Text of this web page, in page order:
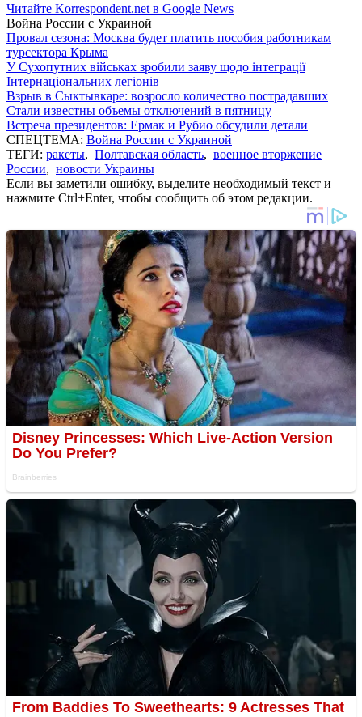
Читайте Korrespondent.net в Google News
Война России с Украиной
Провал сезона: Москва будет платить пособия работникам
турсектора Крыма
У Сухопутних військах зробили заяву щодо інтеграції
Інтернаціональних легіонів
Взрыв в Сыктывкаре: возросло количество пострадавших
Стали известны объемы отключений в пятницу
Встреча президентов: Ермак и Рубио обсудили детали
СПЕЦТЕМА: Война России с Украиной
ТЕГИ: ракеты, Полтавская область, военное вторжение
России, новости Украины
Если вы заметили ошибку, выделите необходимый текст и
нажмите Ctrl+Enter, чтобы сообщить об этом редакции.